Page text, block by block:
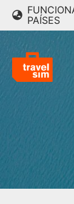
PAÍSES